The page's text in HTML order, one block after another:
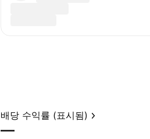
배당 수익률 (표시됨)
—